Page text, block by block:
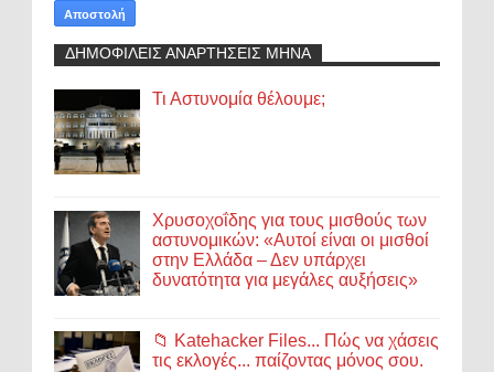
ΔΗΜΟΦΙΛΕΙΣ ΑΝΑΡΤΗΣΕΙΣ ΜΗΝΑ
Τι Αστυνομία θέλουμε;
Χρυσοχοΐδης για τους μισθούς των
αστυνομικών: «Αυτοί είναι οι μισθοί
στην Ελλάδα – Δεν υπάρχει
δυνατότητα για μεγάλες αυξήσεις»
📁 Katehacker Files... Πώς να χάσεις
τις εκλογές... παίζοντας μόνος σου.